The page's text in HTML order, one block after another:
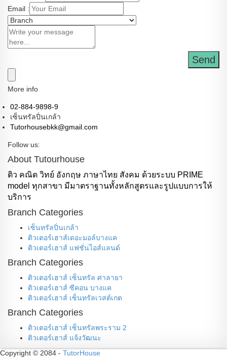
Email :
Send
More info
02-884-9898-9
เซ็นทรัลปิ่นเกล้า
Tutorhousebkk@gmail.com
Follow us:
About Tutourhouse
ติว คณิต วิทย์ อังกฤษ ภาษาไทย สังคม ด้วยระบบ PRIME
model ทุกสาขา มีมาตราฐานทั้งหลักสูตรและรูปแบบการให้
บริการ
Branch Categories
เซ็นทรัลปิ่นเกล้า
ติวเตอร์เฮาส์เดอะมอล์บางแค
ติวเตอร์เฮาส์ แฟชั่นไอส์แลนด์
Branch Categories
ติวเตอร์เฮาส์ เซ็นทรัล ศาลายา
ติวเตอร์เฮาส์ ซีคอน บางแค
ติวเตอร์เฮาส์ เซ็นทรัลเวสต์เกต
Branch Categories
ติวเตอร์เฮาส์ เซ็นทรัลพระราม 2
ติวเตอร์เฮาส์ แจ้งวัฒนะ
Copyright © 2084 - TutorHouse